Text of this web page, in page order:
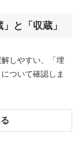
と「収蔵」
しやすい、「埋
ついて確認しま